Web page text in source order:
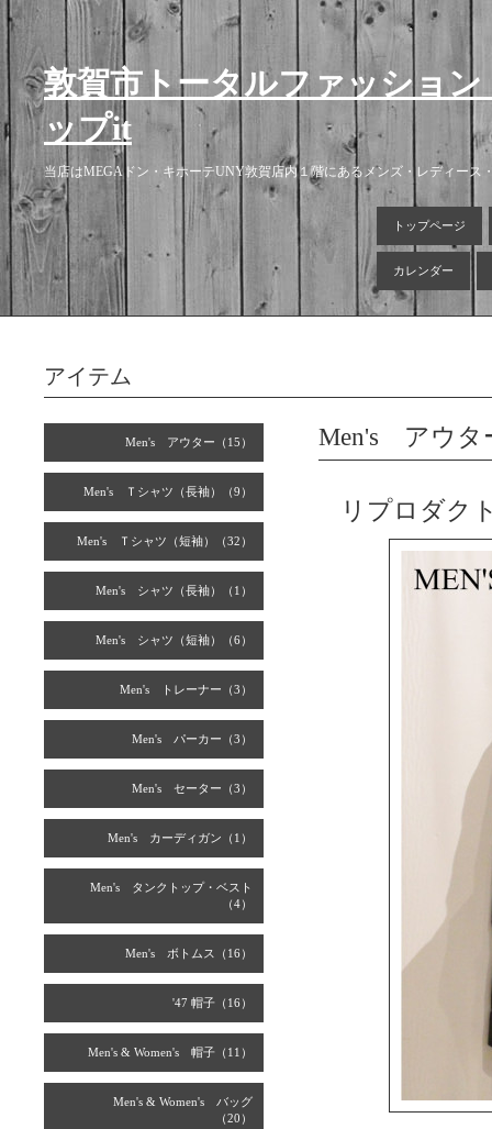
敦賀市トータルファッショ
ップit
当店はMEGAドン・キホーテUNY敦賀店内１階にあるメンズ・レディー
トップページ
カレンダー
Men's アウター（15）
Men's Ｔシャツ（長袖）（9）
Men's Ｔシャツ（短袖）（32）
Men's シャツ（長袖）（1）
Men's シャツ（短袖）（6）
Men's トレーナー（3）
Men's パーカー（3）
Men's セーター（3）
Men's カーディガン（1）
Men's タンクトップ・ベスト
（4）
Men's ボトムス（16）
'47 帽子（16）
Men's & Women's 帽子（11）
Men's & Women's バッグ
（20）
アイテム
Men's アウタ
リプロダク